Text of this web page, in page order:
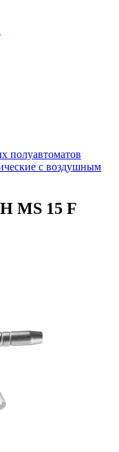
полуавтоматов
с воздушным
MS 15 F